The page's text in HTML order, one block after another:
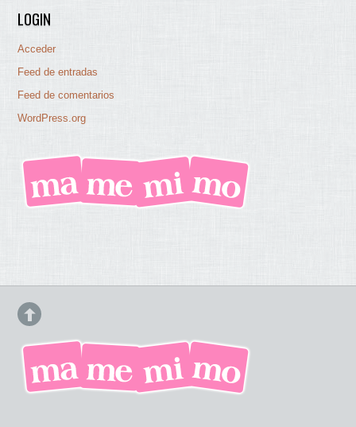
LOGIN
Acceder
Feed de entradas
Feed de comentarios
WordPress.org